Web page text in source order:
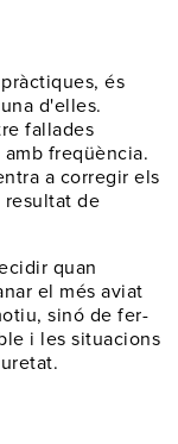
és
d'elles.
fallades
freqüència.
a corregir els
de
quan
el més aviat
sinó de fer-
i les situacions